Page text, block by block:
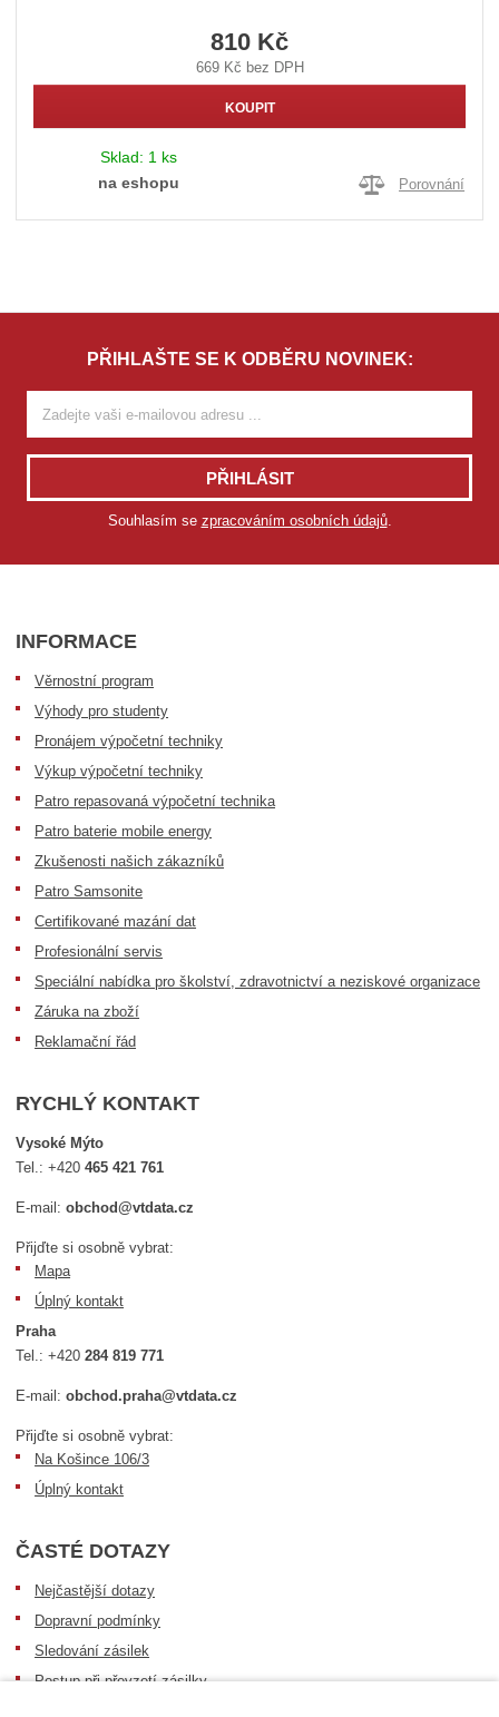
810 Kč
669 Kč bez DPH
KOUPIT
Sklad: 1 ks
na eshopu
Porovnání
PŘIHLAŠTE SE K ODBĚRU NOVINEK:
PŘIHLÁSIT
Souhlasím se zpracováním osobních údajů.
INFORMACE
Věrnostní program
Výhody pro studenty
Pronájem výpočetní techniky
Výkup výpočetní techniky
Patro repasovaná výpočetní technika
Patro baterie mobile energy
Zkušenosti našich zákazníků
Patro Samsonite
Certifikované mazání dat
Profesionální servis
Speciální nabídka pro školství, zdravotnictví a neziskové organizace
Záruka na zboží
Reklamační řád
RYCHLÝ KONTAKT
Vysoké Mýto
Tel.:+420465 421 761
E-mail:obchod@vtdata.cz
Přijďte si osobně vybrat:
Mapa
Úplný kontakt
Praha
Tel.:+420284 819 771
E-mail:obchod.praha@vtdata.cz
Přijďte si osobně vybrat:
Na Košince 106/3
Úplný kontakt
ČASTÉ DOTAZY
Nejčastější dotazy
Dopravní podmínky
Sledování zásilek
Postup při převzetí zásilky